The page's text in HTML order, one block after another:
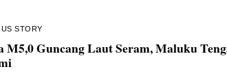
STORY
M5,0 Guncang Laut Seram, Maluku